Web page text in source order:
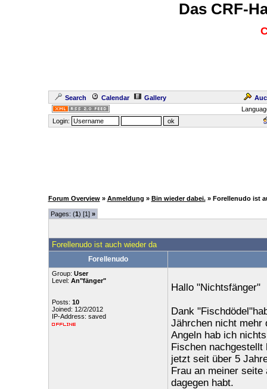
Das CRF-
Search Calendar Gallery
Login:
Forum Overview » Anmeldung » Bin wieder dabei. » Forellenudo ist
Pages: (1) [1] »
Forellenudo ist auch wieder da
Forellenudo
Group: User
Level: An"fänger"
Posts: 10
Joined: 12/2/2012
IP-Address: saved
Hallo "Nichtsfänger"
Dank
Jährchen nicht mehr
Angeln hab ich
Fischen nachgestellt
jetzt seit über 5
Frau an meiner
dagegen habt.